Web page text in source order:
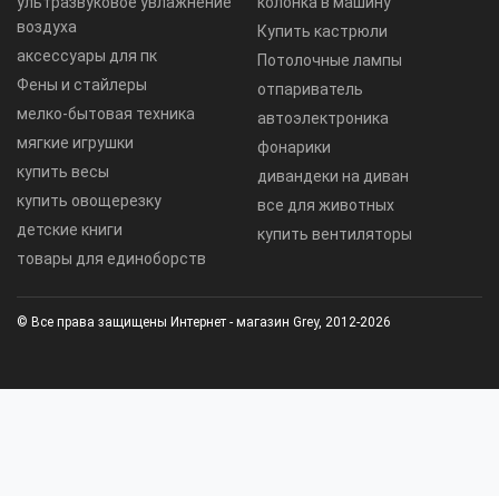
воздуха
аксессуары для пк
Фены и стайлеры
мелко-бытовая техника
мягкие игрушки
купить весы
купить овощерезку
детские книги
товары для единоборств
Купить кастрюли
Потолочные лампы
отпариватель
автоэлектроника
фонарики
дивандеки на диван
все для животных
купить вентиляторы
© Все права защищены Интернет - магазин Grey, 2012-2026